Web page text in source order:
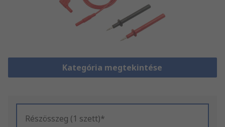
Kategória megtekintése
Részösszeg (1 szett)*